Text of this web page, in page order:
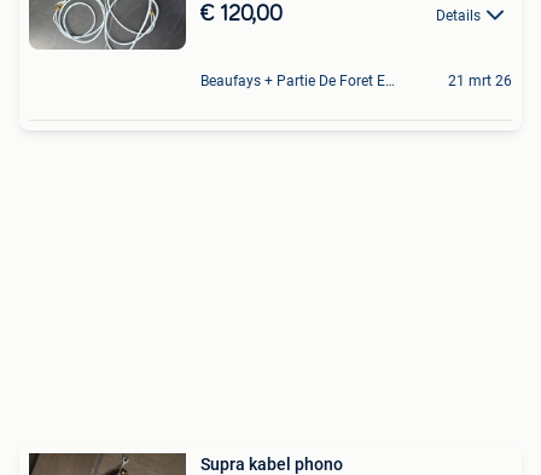
€ 120,00 Details
Beaufays + Partie De Foret Et De Tilff 21 mrt 26
Supra kabel phono